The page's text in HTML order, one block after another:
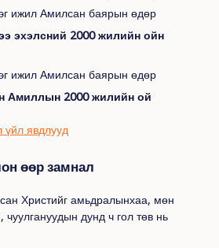
ижил Амилсан баярын өдөр
эхэлсний 2000 жилийн ойн
ижил Амилсан баярын өдөр
Амиллын 2000 жилийн ой
үйл явдлууд
өөр замнал
Христийг амьдралынхаа, мөн
чуулгануудын дунд ч гол төв нь